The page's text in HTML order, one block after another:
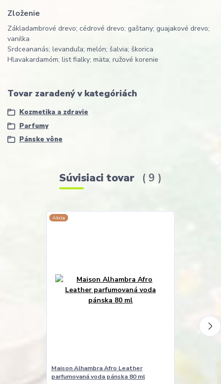
Zloženie
Základambrové drevo; cédrové drevo; gaštany; guajakové drevo;
vanilka
Srdceananás; levanduľa; melón; šalvia; škorica
Hlavakardamóm; list fialky; mäta; ružové korenie
Tovar zaradený v kategóriách
Kozmetika a zdravie
Parfumy
Pánske vône
Súvisiaci tovar 9
Akcia
Maison Alhambra Afro Leather
parfumovaná voda pánska 80 ml